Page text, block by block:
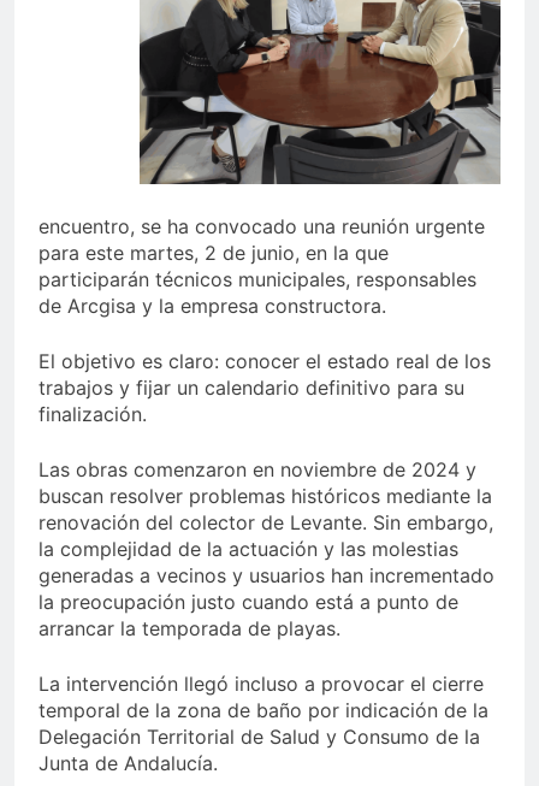
encuentro, se ha convocado una reunión urgente
para este martes, 2 de junio, en la que
participarán técnicos municipales, responsables
de Arcgisa y la empresa constructora.
El objetivo es claro: conocer el estado real de los
trabajos y fijar un calendario definitivo para su
finalización.
Las obras comenzaron en noviembre de 2024 y
buscan resolver problemas históricos mediante la
renovación del colector de Levante. Sin embargo,
la complejidad de la actuación y las molestias
generadas a vecinos y usuarios han incrementado
la preocupación justo cuando está a punto de
arrancar la temporada de playas.
La intervención llegó incluso a provocar el cierre
temporal de la zona de baño por indicación de la
Delegación Territorial de Salud y Consumo de la
Junta de Andalucía.